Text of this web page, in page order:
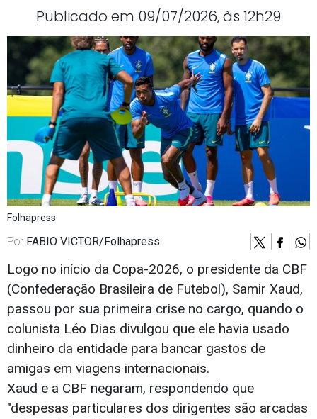
Publicado em 09/07/2026, às 12h29
Folhapress
Por FABIO VICTOR/Folhapress
Logo no início da Copa-2026, o presidente da CBF
(Confederação Brasileira de Futebol), Samir Xaud,
passou por sua primeira crise no cargo, quando o
colunista Léo Dias divulgou que ele havia usado
dinheiro da entidade para bancar gastos de
amigas em viagens internacionais.
Xaud e a CBF negaram, respondendo que
"despesas particulares dos dirigentes são arcadas